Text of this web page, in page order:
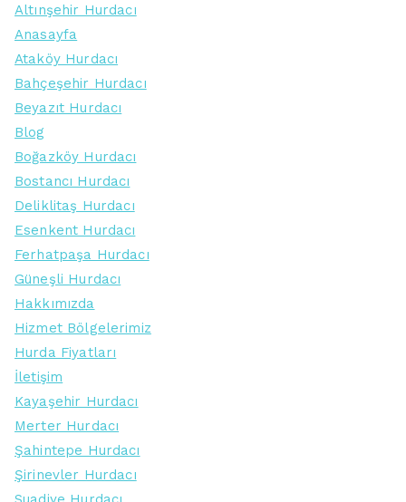
Altınşehir Hurdacı
Anasayfa
Ataköy Hurdacı
Bahçeşehir Hurdacı
Beyazıt Hurdacı
Blog
Boğazköy Hurdacı
Bostancı Hurdacı
Deliklitaş Hurdacı
Esenkent Hurdacı
Ferhatpaşa Hurdacı
Güneşli Hurdacı
Hakkımızda
Hizmet Bölgelerimiz
Hurda Fiyatları
İletişim
Kayaşehir Hurdacı
Merter Hurdacı
Şahintepe Hurdacı
Şirinevler Hurdacı